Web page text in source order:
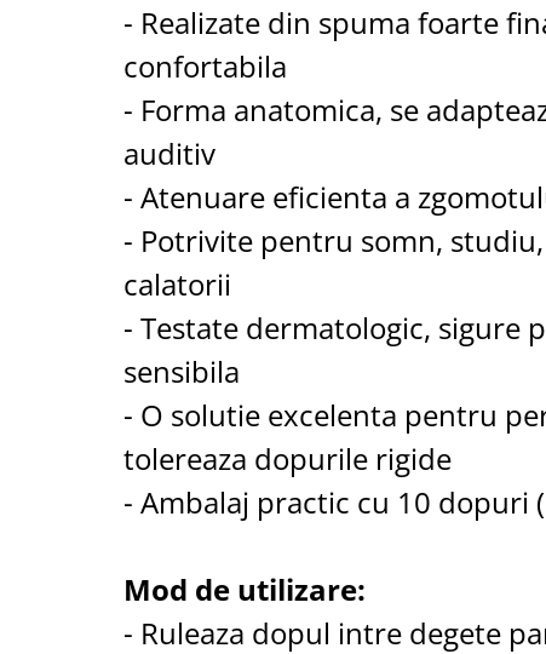
- Realizate din spuma foarte
confortabila
- Forma anatomica, se
auditiv
- Atenuare eficienta a
- Potrivite pentru somn,
calatorii
- Testate dermatologic, sigure
sensibila
- O solutie excelenta pentru
tolereaza dopurile rigide
- Ambalaj practic cu 10 dopuri
Mod de utilizare:
- Ruleaza dopul intre degete